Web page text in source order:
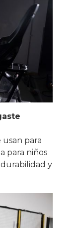
usan para
para niños
y